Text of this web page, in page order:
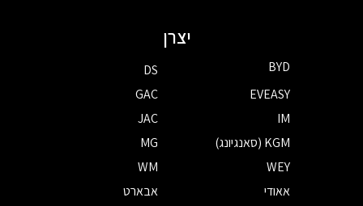
יצרן
BYD
DS
EVEASY
GAC
IM
JAC
KGM (סאנגיונג)
MG
WEY
WM
אאודי
אבארט